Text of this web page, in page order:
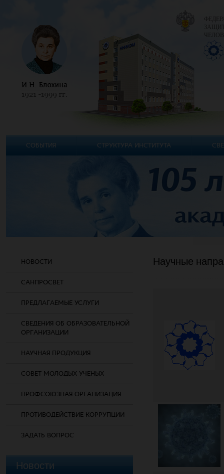
НОВОСТИ
САНПРОСВЕТ
ПРЕДЛАГАЕМЫЕ УСЛУГИ
СВЕДЕНИЯ ОБ ОБРАЗОВАТЕЛЬНОЙ
ОРГАНИЗАЦИИ
НАУЧНАЯ ПРОДУКЦИЯ
СОВЕТ МОЛОДЫХ УЧЕНЫХ
ПРОФСОЮЗНАЯ ОРГАНИЗАЦИЯ
ПРОТИВОДЕЙСТВИЕ КОРРУПЦИИ
ЗАДАТЬ ВОПРОС
Новости
Научные
СОБЫТИЯ СТРУКТУРА ИНСТИТУТА